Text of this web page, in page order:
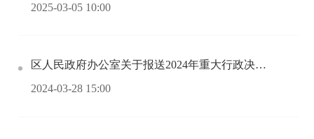
2025-03-05 10:00
区人民政府办公室关于报送2024年重大行政决策事项的通知
2024-03-28 15:00